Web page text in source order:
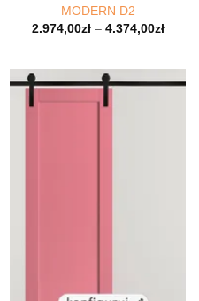
MODERN D2
2.974,00zł– 4.374,00zł